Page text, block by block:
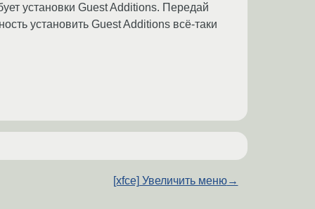
установки Guest Additions. Передай
установить Guest Additions всё-таки
[xfce] Увеличить меню→